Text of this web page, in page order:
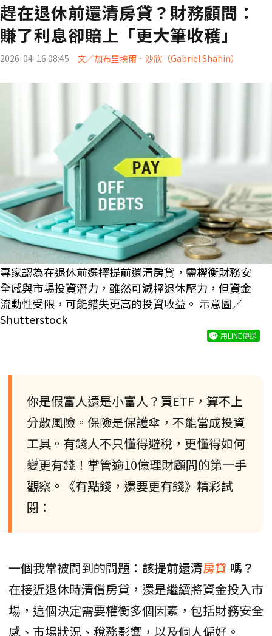
趕在退休前還清房貸？財務顧問：
賺了利息卻賠上「更大筆收穫」
2026-04-16 08:45 文／加布里埃爾．沙欣（Gabriel Shahin）
專家認為在退休前選擇提前還清房貸，需權衡財務安
全感與市場投資潛力，雖然可減輕退休壓力，但資金
流動性受限，可能錯失更高的投資收益。 示意圖／
Shutterstock
用LINE傳送
你是假富人還是小富人？買ETF，算不上
分散風險。保險是保護傘，不能當成投資
工具。有錢人不只懂得避稅，更懂得如何
變更有錢！掌管逾10億理財顧問的第一手
觀察。《有點錢，還要更有錢》精彩試
閱：
一個我常被問到的問題： 該提前還清房貸 嗎？
在接近退休時清償房貸，還是繼續將資金投入市
場，這個決定需要權衡多個因素，包括財務安全
感、市場狀況、稅務影響，以及個人偏好。